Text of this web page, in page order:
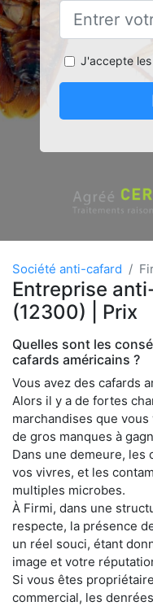
J'accepte les
Société anti-cafard
Entreprise
(12300) | Prix
Quelles sont les
cafards américains ?
Vous avez des cafards
Alors il y a de fortes
marchandises que
de gros manques à
Dans une demeure, les
vos vivres, et les
multiples microbes.
À Firmi, dans une
respecte, la présence
un réel souci, étant
image et votre
Si vous êtes
commercial, les